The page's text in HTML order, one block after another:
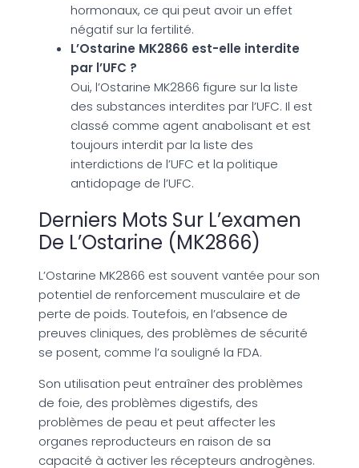
hormonaux, ce qui peut avoir un effet
négatif sur la fertilité.
L’Ostarine MK2866 est-elle interdite
par l’UFC ?
Oui, l’Ostarine MK2866 figure sur la liste
des substances interdites par l’UFC. Il est
classé comme agent anabolisant et est
toujours interdit par la liste des
interdictions de l’UFC et la politique
antidopage de l’UFC.
Derniers Mots Sur L’examen
De L’Ostarine (MK2866)
L’Ostarine MK2866 est souvent vantée pour son
potentiel de renforcement musculaire et de
perte de poids. Toutefois, en l’absence de
preuves cliniques, des problèmes de sécurité
se posent, comme l’a souligné la FDA.
Son utilisation peut entraîner des problèmes
de foie, des problèmes digestifs, des
problèmes de peau et peut affecter les
organes reproducteurs en raison de sa
capacité à activer les récepteurs androgènes.